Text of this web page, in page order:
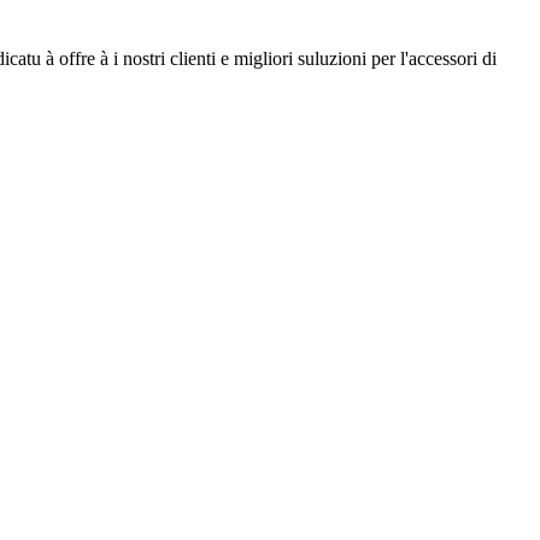
à offre à i nostri clienti e migliori suluzioni per l'accessori di